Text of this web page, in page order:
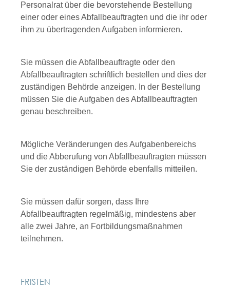
Personalrat über die bevorstehende Bestellung
einer oder eines Abfallbeauftragten und die ihr oder
ihm zu übertragenden Aufgaben informieren.
Sie müssen die Abfallbeauftragte oder den
Abfallbeauftragten schriftlich bestellen und dies der
zuständigen Behörde anzeigen. In der Bestellung
müssen Sie die Aufgaben des Abfallbeauftragten
genau beschreiben.
Mögliche Veränderungen des Aufgabenbereichs
und die Abberufung von Abfallbeauftragten müssen
Sie der zuständigen Behörde ebenfalls mitteilen.
Sie müssen dafür sorgen, dass Ihre
Abfallbeauftragten regelmäßig, mindestens aber
alle zwei Jahre, an Fortbildungsmaßnahmen
teilnehmen.
FRISTEN